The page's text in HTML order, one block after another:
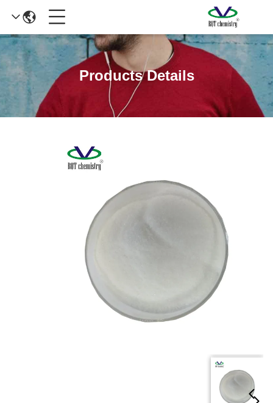
Products Details